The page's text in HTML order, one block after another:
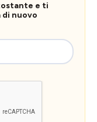
e ti
nuovo